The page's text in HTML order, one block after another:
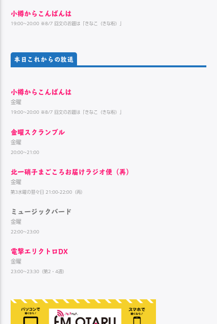
小樽からこんばんは
19:00~20:00 ※8/7 回文のお題は「きなこ（きな粉）」
本日これからの放送
小樽からこんばんは
金曜
19:00~20:00 ※8/7 回文のお題は「きなこ（きな粉）」
金曜スクランブル
金曜
20:00~21:00
北一硝子まごころお届けラジオ便（再）
金曜
第3水曜の翌々日 21:00-22:00（再）
ミュージックバード
金曜
22:00~23:00
電撃エリクトロDX
金曜
23:00~23:30（第2・4週）